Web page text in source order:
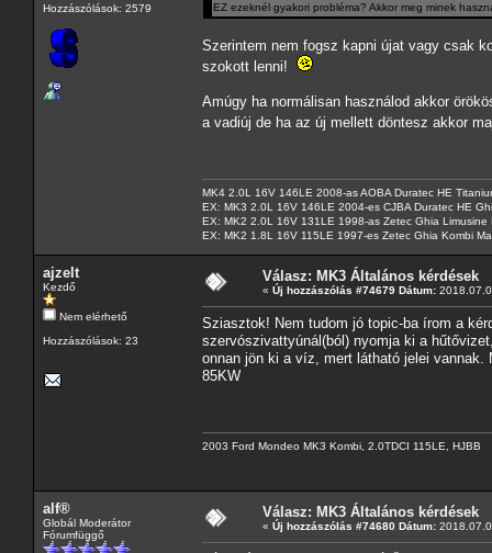
Hozzászólások: 2579
EZ ezeknél gyakori probléma? Akkor meg minek
Szerintem nem fogsz kapni újat vagy csak
szokott lenni!
Amúgy ha normálisan használod akkor
a vadiúj de ha az új mellett döntesz akkor
MK4 2.0L 16V 146LE 2008-as AOBA Duratec HE
EX: MK3 2.0L 16V 146LE 2004-es CJBA Duratec HE
EX: MK2 2.0L 16V 131LE 1998-as Zetec Ghia Limusine
EX: MK2 1.8L 16V 115LE 1997-es Zetec Ghia Kombi
ajzelt
Kezdő
Nem elérhető
Hozzászólások: 23
Válasz: MK3 Általános kérdések
« Új hozzászólás #74679 Dátum:
Sziasztok! Nem tudom jó topic-ba írom a
szervószivattyúnál(ból) nyomja ki a
onnan jön ki a víz, mert látható jelei
85KW
2003 Ford Mondeo MK3 Kombi, 2.0TDCI 115LE, HJBB
alf®
Globál Moderátor
Fórumfüggő
Válasz: MK3 Általános kérdések
« Új hozzászólás #74680 Dátum: